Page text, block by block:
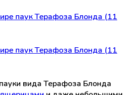
вида Терафоза Блонда